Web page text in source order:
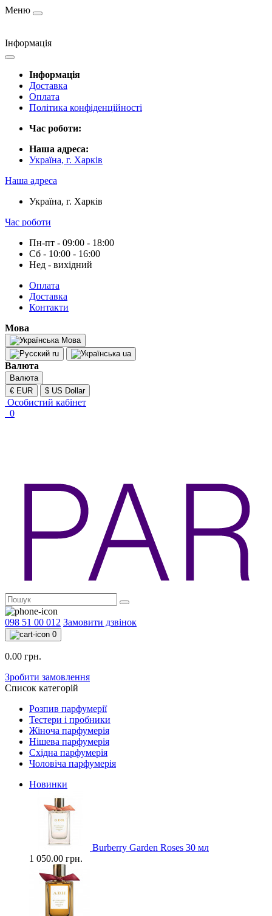
Меню
Інформація
Інформація
Доставка
Оплата
Політика конфіденційності
Час роботи:
Наша адреса:
Україна, г. Харків
Наша адреса
Україна, г. Харків
Час роботи
Пн-пт - 09:00 - 18:00
Сб - 10:00 - 16:00
Нед - вихідний
Оплата
Доставка
Контакти
Мова
Мова
ru
ua
Валюта
Валюта
€ EUR
$ US Dollar
Особистий кабінет
0
098 51 00 012 Замовити дзвінок
0
0.00 грн.
Зробити замовлення
Список категорій
Розпив парфумерії
Тестери і пробники
Жіноча парфумерія
Нішева парфумерія
Східна парфумерія
Чоловіча парфумерія
Новинки
Burberry Garden Roses 30 мл
1 050.00 грн.